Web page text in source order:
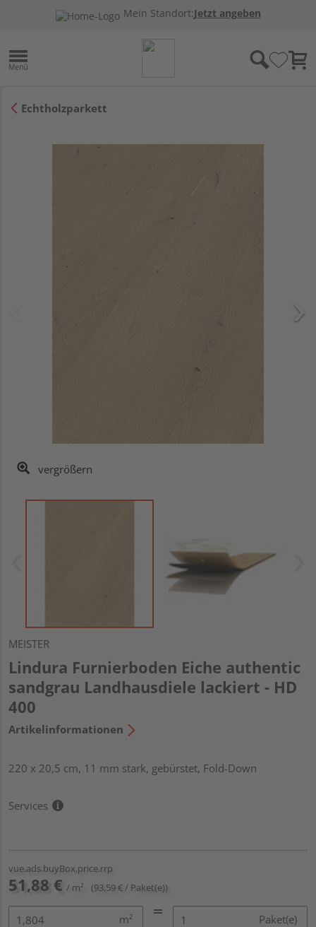
Mein Standort:Jetzt angeben
Echtholzparkett
vergrößern
MEISTER
Lindura Furnierboden Eiche authentic
sandgrau Landhausdiele lackiert - HD
400
Artikelinformationen
220 x 20,5 cm, 11 mm stark, gebürstet, Fold-Down
Services
vue.ads.buyBox.price.rrp
51,88 € / m² (93,59 € / Paket(e))
m² Paket(e)